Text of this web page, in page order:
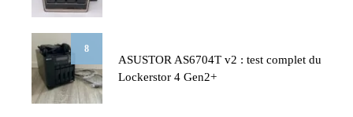
8
ASUSTOR AS6704T v2 : test complet du
Lockerstor 4 Gen2+